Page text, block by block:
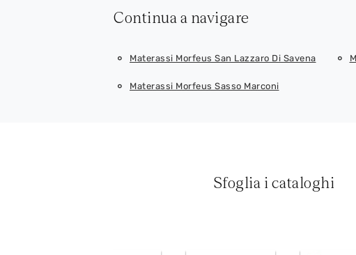
Continua a navigare
Materassi Morfeus San Lazzaro Di Savena
Materassi Morfeus Sasso Marconi
Sfoglia i cataloghi